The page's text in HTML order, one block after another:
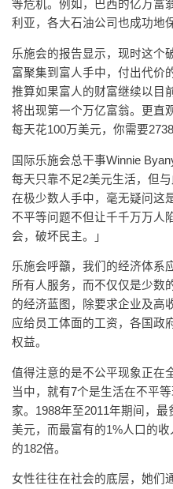
等危机。例如，巴西的亿万富
利亚，各大石油公司也成功地
乐施会的报告显示，现时这个
富聚集到富人手中，付出代价
推算如果富人的财富继续以目
将出现第一个万亿富翁。更直
每天花100万美元，你需要
国际乐施会总干事Winnie
每天只靠不足2美元生活，但
在极少数人手中，毫无疑问这
不平等问题不但让千千万万人
会，破坏民主。」
乐施会呼籲，我们的经济体系
所有人服务，而不仅仅是少数
的经济蓝图，除要求企业及高
应给员工体面的工资，各国政
权益。
值得注意的是不公平现象正在
当中，就有7个是生活在不平
家。1988年至2011年期间，
美元，而最富有的1%人口的
的182倍。
女性往往在社会的底层，她们